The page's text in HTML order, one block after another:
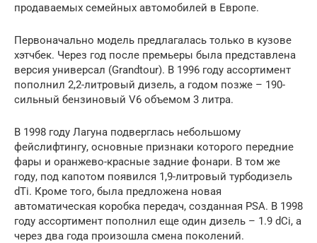
продаваемых семейных автомобилей в Европе.
Первоначально модель предлагалась только в кузове
хэтчбек. Через год после премьеры была представлена
версия универсал (Grandtour). В 1996 году ассортимент
пополнил 2,2-литровый дизель, а годом позже – 190-
сильный бензиновый V6 объемом 3 литра.
В 1998 году Лагуна подверглась небольшому
фейслифтингу, основные признаки которого передние
фары и оранжево-красные задние фонари. В том же
году, под капотом появился 1,9-литровый турбодизель
dTi. Кроме того, была предложена новая
автоматическая коробка передач, созданная PSA. В 1998
году ассортимент пополнил еще один дизель – 1.9 dCi, а
через два года произошла смена поколений.